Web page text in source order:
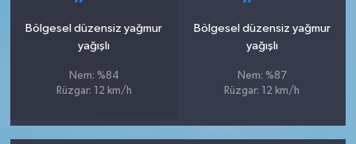
Bölgesel düzensiz yağmur
yağışlı
Nem: %84
Rüzgar: 12 km/h
Bölgesel düzensiz yağmur
yağışlı
Nem: %87
Rüzgar: 12 km/h